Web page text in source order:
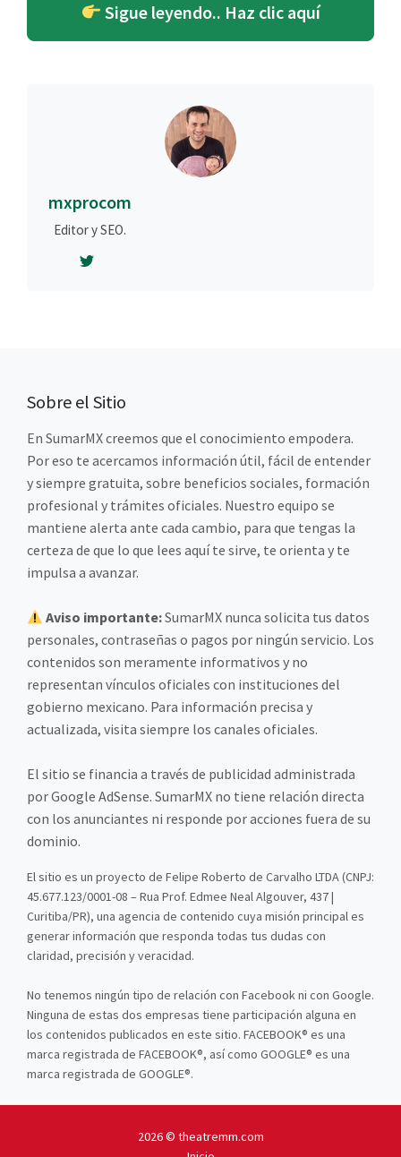
Sigue leyendo.. Haz clic aquí
mxprocom
Editor y SEO.
Sobre el Sitio
En SumarMX creemos que el conocimiento empodera.
Por eso te acercamos información útil, fácil de entender
y siempre gratuita, sobre beneficios sociales, formación
profesional y trámites oficiales. Nuestro equipo se
mantiene alerta ante cada cambio, para que tengas la
certeza de que lo que lees aquí te sirve, te orienta y te
impulsa a avanzar.
Aviso importante:SumarMX nunca solicita tus datos
personales, contraseñas o pagos por ningún servicio. Los
contenidos son meramente informativos y no
representan vínculos oficiales con instituciones del
gobierno mexicano. Para información precisa y
actualizada, visita siempre los canales oficiales.
El sitio se financia a través de publicidad administrada
por Google AdSense. SumarMX no tiene relación directa
con los anunciantes ni responde por acciones fuera de su
dominio.
El sitio es un proyecto de Felipe Roberto de Carvalho LTDA (CNPJ:
45.677.123/0001-08 – Rua Prof. Edmee Neal Algouver, 437 |
Curitiba/PR), una agencia de contenido cuya misión principal es
generar información que responda todas tus dudas con
claridad, precisión y veracidad.
No tenemos ningún tipo de relación con Facebook ni con Google.
Ninguna de estas dos empresas tiene participación alguna en
los contenidos publicados en este sitio. FACEBOOK® es una
marca registrada de FACEBOOK®, así como GOOGLE® es una
marca registrada de GOOGLE®.
2026 © theatremm.com